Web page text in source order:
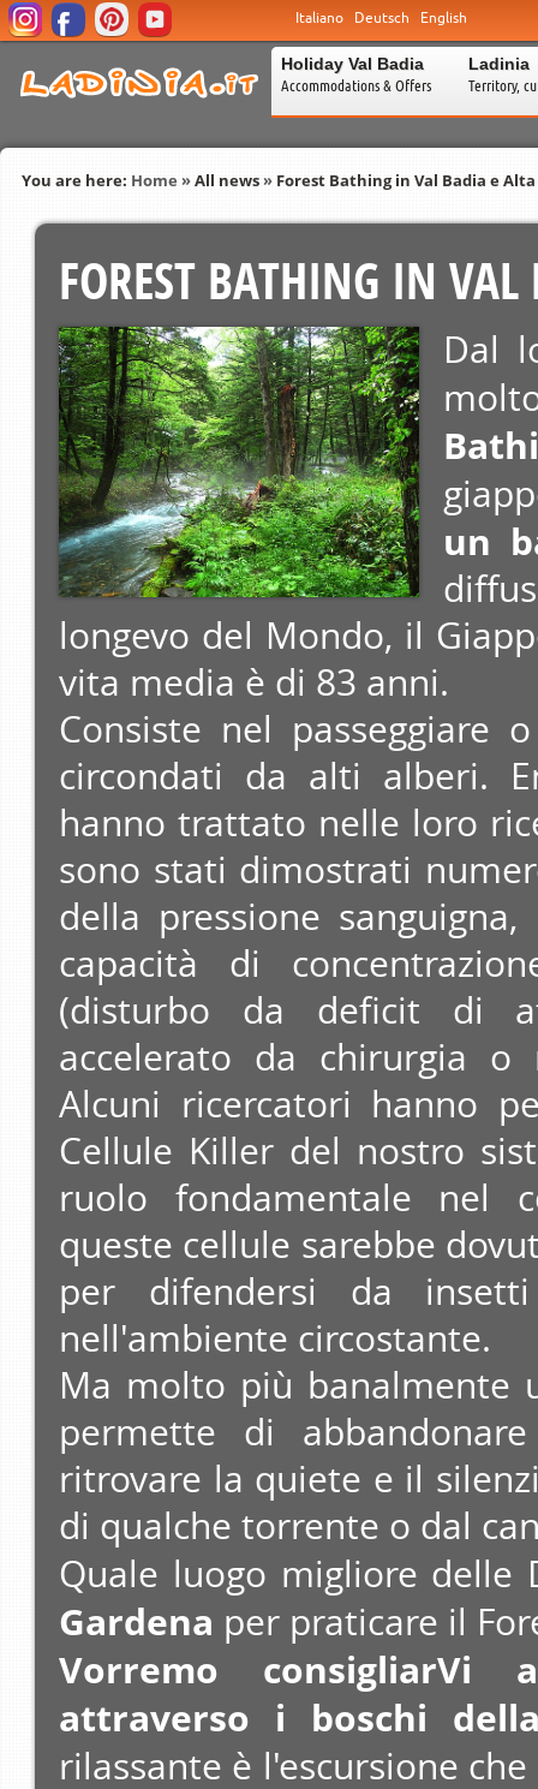
Italiano Deutsch English
Holiday Val Badia
Accommodations & Offers
Ladinia
Territory,
You are here: Home »All news» Forest Bathing in Val Badia e
FOREST BATHING IN
Dal
un
longevo del Mondo, il
vita media è di 83 anni.
Consiste nel passeggiare
circondati da alti alberi.
hanno trattato nelle loro
sono stati dimostrati
della pressione
capacità di
(disturbo da deficit di
accelerato da chirurgia o
Alcuni ricercatori hanno
Cellule Killer del nostro
ruolo fondamentale nel
queste cellule sarebbe
per difendersi da
nell'ambiente circostante.
Ma molto più banalmente
permette di
ritrovare la quiete e il
di qualche torrente o dal
Quale luogo migliore
Gardena per praticare il
Vorremo consigliarVi
attraverso i boschi
rilassante è l'escursione